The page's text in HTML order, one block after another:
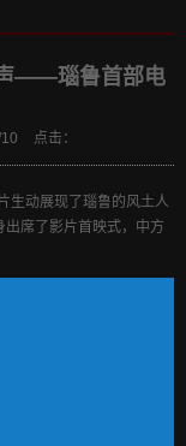
——瑙鲁首部电
点击：
生动展现了瑙鲁的风土人
席了影片首映式，中方